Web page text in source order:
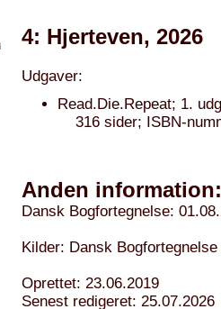
4: Hjerteven, 2026
Udgaver:
Read.Die.Repeat; 1.
316 sider; ISBN-
Anden information:
Dansk Bogfortegnelse:
Kilder: Dansk Bogfortegnelse
Oprettet: 23.06.2019
Senest redigeret: 25.07.2026